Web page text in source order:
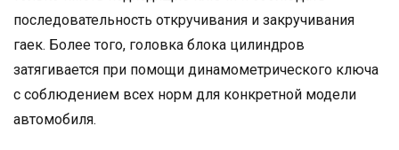
последовательность откручивания и закручивания
гаек. Более того, головка блока цилиндров
затягивается при помощи динамометрического ключа
с соблюдением всех норм для конкретной модели
автомобиля.